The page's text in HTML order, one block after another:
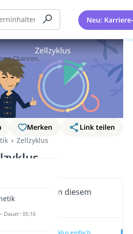
Neu:
Merken
Link teilen
Zellzyklus
Inhalte in diesem
Chancen.
Dauer: 05:16